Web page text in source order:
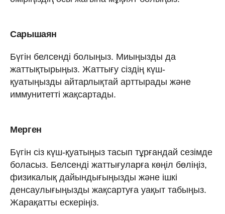
Сарышаян
Бүгін белсенді болыңыз. Миыңызды да
жаттықтырыңыз. Жаттығу сіздің күш-
қуатыңызды айтарлықтай арттырады және
иммунитетті жақсартады.
Мерген
Бүгін сіз күш-қуатыңыз тасып тұрғандай сезімде
боласыз. Белсенді жаттығуларға көңіл бөліңіз,
физикалық дайындығыңызды және ішкі
денсаулығыңызды жақсартуға уақыт табыңыз.
Жарақатты ескеріңіз.